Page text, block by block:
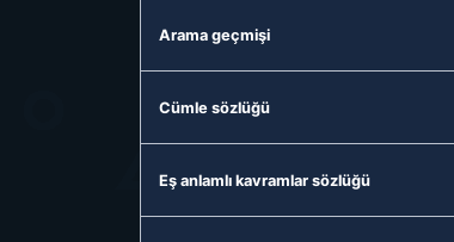
Arama geçmişi
Cümle sözlüğü
Eş anlamlı kavramlar sözlüğü